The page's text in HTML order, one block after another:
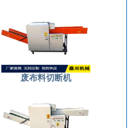
废布料切断机